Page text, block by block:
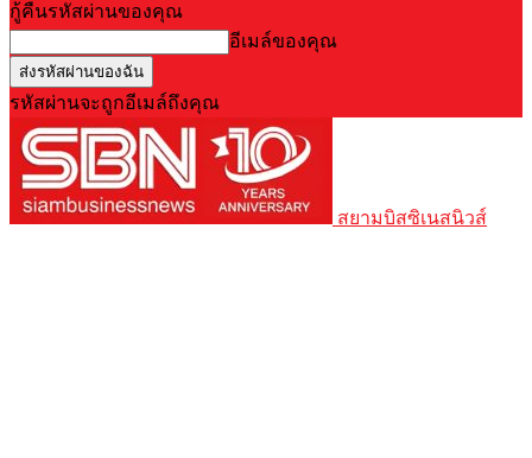
กู้คืนรหัสผ่านของคุณ
อีเมล์ของคุณ
รหัสผ่านจะถูกอีเมล์ถึงคุณ
สยามบิสซิเนสนิวส์